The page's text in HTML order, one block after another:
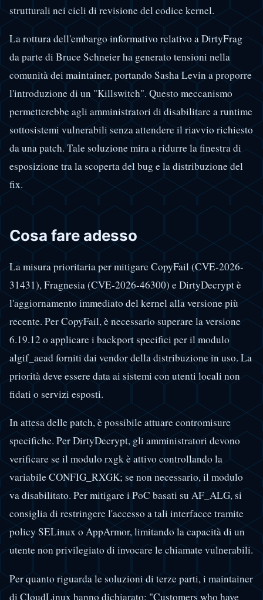
strutturali nei cicli di revisione del codice kernel.
La rottura dell'embargo informativo relativo a DirtyFrag
da parte di Bruce Schneier ha generato tensioni nella
comunità dei maintainer, portando Sasha Levin a proporre
l'introduzione di un "Killswitch". Questo meccanismo
permetterebbe agli amministratori di disabilitare a runtime
sottosistemi vulnerabili senza attendere il riavvio richiesto
da una patch. Tale soluzione mira a ridurre la finestra di
esposizione tra la scoperta del bug e la distribuzione del
fix.
Cosa fare adesso
La misura prioritaria per mitigare CopyFail (CVE-2026-
31431), Fragnesia (CVE-2026-46300) e DirtyDecrypt è
l'aggiornamento immediato del kernel alla versione più
recente. Per CopyFail, è necessario superare la versione
6.19.12 o applicare i backport specifici per il modulo
algif_aead forniti dai vendor della distribuzione in uso. La
priorità deve essere data ai sistemi con utenti locali non
fidati o servizi esposti.
In attesa delle patch, è possibile attuare contromisure
specifiche. Per DirtyDecrypt, gli amministratori devono
verificare se il modulo rxgk è attivo controllando la
variabile CONFIG_RXGK; se non necessario, il modulo
va disabilitato. Per mitigare i PoC basati su AF_ALG, si
consiglia di restringere l'accesso a tali interfacce tramite
policy SELinux o AppArmor, limitando la capacità di un
utente non privilegiato di invocare le chiamate vulnerabili.
Per quanto riguarda le soluzioni di terze parti, i maintainer
di CloudLinux hanno dichiarato: "Customers who have